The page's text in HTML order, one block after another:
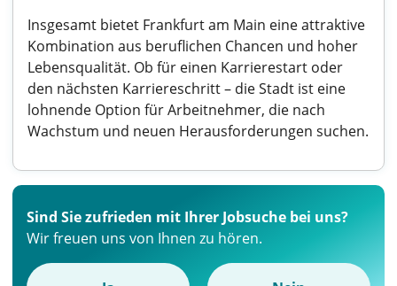
Insgesamt bietet Frankfurt am Main eine attraktive
Kombination aus beruflichen Chancen und hoher
Lebensqualität. Ob für einen Karrierestart oder
den nächsten Karriereschritt – die Stadt ist eine
lohnende Option für Arbeitnehmer, die nach
Wachstum und neuen Herausforderungen suchen.
Sind Sie zufrieden mit Ihrer Jobsuche bei uns?
Wir freuen uns von Ihnen zu hören.